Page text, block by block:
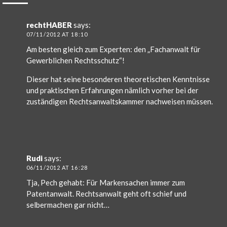
rechtHABER says:
07/11/2012 AT 18:10
Am besten gleich zum Experten: den „Fachanwalt für
Gewerblichen Rechtsschutz“!
Dieser hat seine besonderen theoretischen Kenntnisse
und praktischen Erfahrungen nämlich vorher bei der
zuständigen Rechtsanwaltskammer nachweisen müssen.
Rudisays:
06/11/2012 AT 16:28
Tja, Pech gehabt: Für Markensachen immer zum
Patentanwalt. Rechtsanwalt geht oft schief und
selbermachen gar nicht…